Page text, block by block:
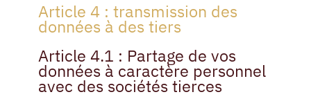
Article 4 : transmission des
données à des tiers
Article 4.1 : Partage de vos
données à caractère personnel
avec des sociétés tierces